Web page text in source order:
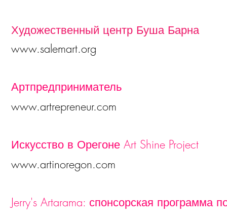
Художественный центр Буша Барна
www.salemart.org
Артпредприниматель
www.artrepreneur.com
Искусство в Орегоне Art Shine Project
www.artinoregon.com
Jerry's Artarama: спонсорская программа